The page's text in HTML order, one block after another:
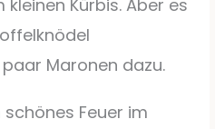
Kürbis. Aber es
Maronen dazu.
Feuer im